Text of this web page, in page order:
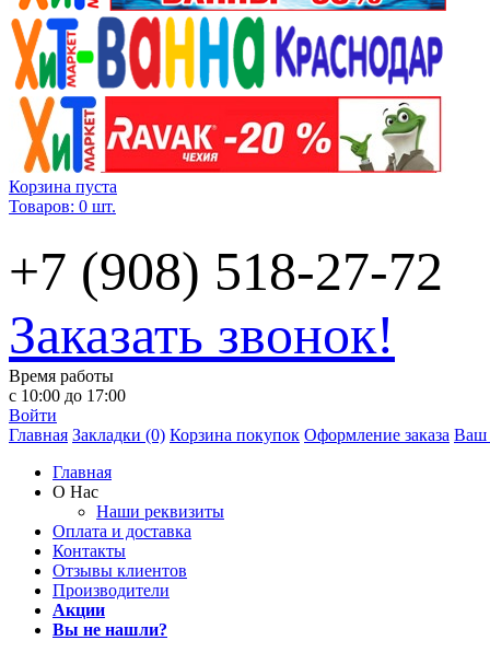
Корзина пуста
Товаров: 0 шт.
+7 (908) 518-27-72
Заказать звонок!
Время работы
с 10:00 до 17:00
Войти
Главная Закладки (0) Корзина покупок Оформление заказа Ваш
Главная
О Нас
Наши реквизиты
Оплата и доставка
Контакты
Отзывы клиентов
Производители
Акции
Вы не нашли?